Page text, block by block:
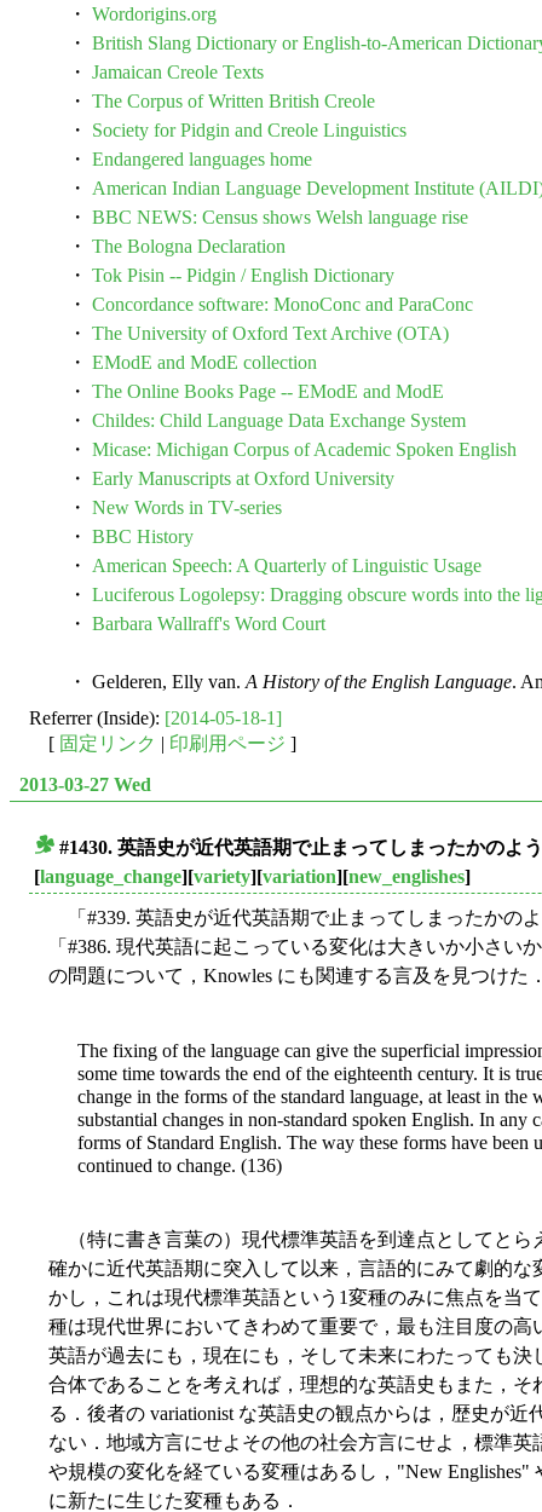
・ Wordorigins.org
・ British Slang Dictionary or English-to-American
・ Jamaican Creole Texts
・ The Corpus of Written British Creole
・ Society for Pidgin and Creole Linguistics
・ Endangered languages home
・ American Indian Language Development Institute
・ BBC NEWS: Census shows Welsh language rise
・ The Bologna Declaration
・ Tok Pisin -- Pidgin / English Dictionary
・ Concordance software: MonoConc and ParaConc
・ The University of Oxford Text Archive (OTA)
・ EModE and ModE collection
・ The Online Books Page -- EModE and ModE
・ Childes: Child Language Data Exchange System
・ Micase: Michigan Corpus of Academic Spoken English
・ Early Manuscripts at Oxford University
・ New Words in TV-series
・ BBC History
・ American Speech: A Quarterly of Linguistic Usage
・ Luciferous Logolepsy: Dragging obscure words into the
・ Barbara Wallraff's Word Court
・ Gelderen, Elly van. A History of the English Language.
Referrer (Inside): [2014-05-18-1]
[ 固定リンク | 印刷用ページ ]
2013-03-27 Wed
#1430. 英語史が近代英語期で止まってしまったかのよ
[language_change][variety][variation][new_englishes]
「#339. 英語史が近代英語期で止まってしまったかの
「#386. 現代英語に起こっている変化は大きいか小さい
の問題について，Knowles にも関連する言及を見つけた
The fixing of the language can give the superficial
some time towards the end of the eighteenth century. It is
change in the forms of the standard language, at least in the
substantial changes in non-standard spoken English. In any
forms of Standard English. The way these forms have been
continued to change. (136)
（特に書き言葉の）現代標準英語を到達点としてとら
確かに近代英語期に突入して以来，言語的にみて劇的
かし，これは現代標準英語という1変種のみに焦点を当
種は現代世界においてきわめて重要で，最も注目度の
英語が過去にも，現在にも，そして未来にわたっても
合体であることを考えれば，理想的な英語史もまた，
る．後者の variationist な英語史の観点からは，歴史が
ない．地域方言にせよその他の社会方言にせよ，標準
や規模の変化を経ている変種はあるし，"New
に新たに生じた変種もある．